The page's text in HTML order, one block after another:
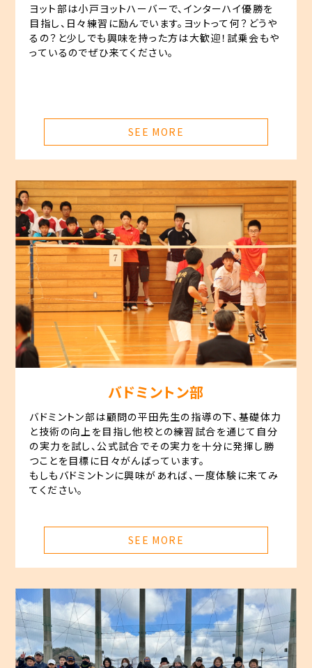
ヨット部は小戸ヨットハーバーで、インターハイ優勝を
目指し、日々練習に励んでいます。ヨットって何？どうや
るの？と少しでも興味を持った方は大歓迎！試乗会もや
っているのでぜひ来てください。
SEE MORE
バドミントン部
バドミントン部は顧問の平田先生の指導の下、基礎体力
と技術の向上を目指し他校との練習試合を通じて自分
の実力を試し、公式試合でその実力を十分に発揮し勝
つことを目標に日々がんばっています。
もしもバドミントンに興味があれば、一度体験に来てみ
てください。
SEE MORE